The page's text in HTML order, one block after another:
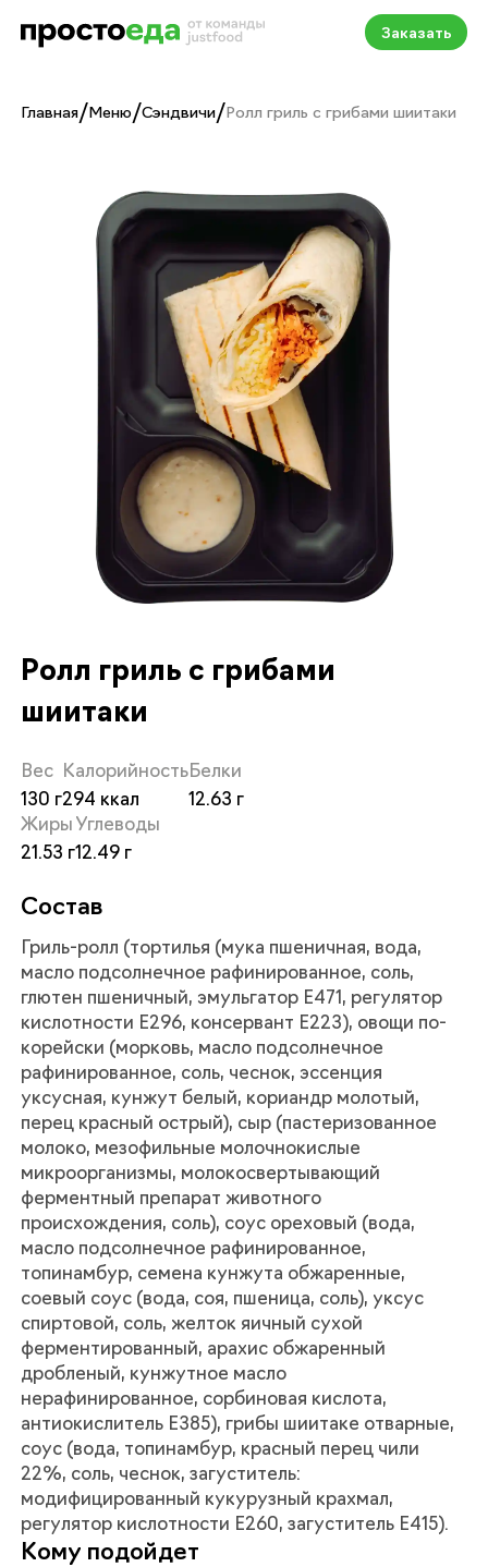
Заказать
Главная/Меню/Сэндвичи/Ролл гриль с грибами шиитаки
Ролл гриль с
Ролл гриль с грибами
шиитаки
Вес
130
Калорийность
294
Белки
12.63
Жиры
21.53
Углеводы
12.49
Состав
Гриль-ролл (тортилья (мука пшеничная, вода,
масло подсолнечное рафинированное, соль,
глютен пшеничный, эмульгатор Е471, регулятор
кислотности Е296, консервант Е223), овощи по-
корейски (морковь, масло подсолнечное
рафинированное, соль, чеснок, эссенция
уксусная, кунжут белый, кориандр молотый,
перец красный острый), сыр (пастеризованное
молоко, мезофильные молочнокислые
микроорганизмы, молокосвертывающий
ферментный препарат животного
происхождения, соль), соус ореховый (вода,
масло подсолнечное рафинированное,
топинамбур, семена кунжута обжаренные,
соевый соус (вода, соя, пшеница, соль), уксус
спиртовой, соль, желток яичный сухой
ферментированный, арахис обжаренный
дробленый, кунжутное масло
нерафинированное, сорбиновая кислота,
антиокислитель Е385), грибы шиитаке отварные,
соус (вода, топинамбур, красный перец чили
22%, соль, чеснок, загуститель:
модифицированный кукурузный крахмал,
регулятор кислотности Е260, загуститель Е415).
Кому подойдет